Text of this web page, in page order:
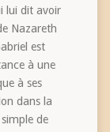
lui dit avoir
Nazareth
est
à une
à ses
dans la
de